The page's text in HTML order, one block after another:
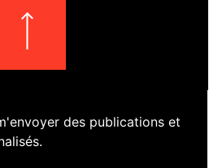
des publications et